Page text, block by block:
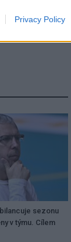
Privacy Policy
Následující článek
sezonu
v týmu. Cílem